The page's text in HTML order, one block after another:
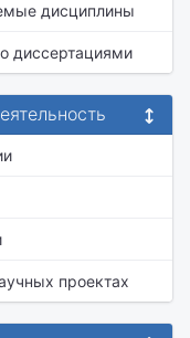
дисциплины
диссертациями
проектах